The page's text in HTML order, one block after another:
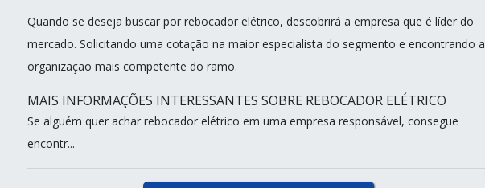
Quando se deseja buscar por rebocador elétrico, descobrirá a empresa que é líder do
mercado. Solicitando uma cotação na maior especialista do segmento e encontrando a
organização mais competente do ramo.
MAIS INFORMAÇÕES INTERESSANTES SOBRE REBOCADOR ELÉTRICO
Se alguém quer achar rebocador elétrico em uma empresa responsável, consegue
encontr...